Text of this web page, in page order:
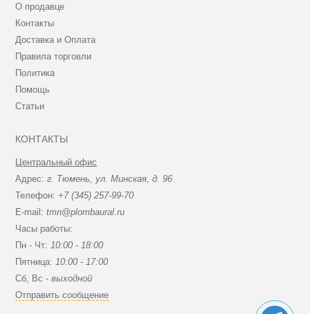
О продавце
Контакты
Доставка и Оплата
Правила торговли
Политика
Помощь
Статьи
КОНТАКТЫ
Центральный офис
Адрес:г. Тюмень, ул. Минская, д. 96
Телефон: +7 (345) 257-99-70
E-mail:tmn@plombaural.ru
Часы работы:
Пн - Чт: 10:00 - 18:00
Пятница: 10:00 - 17:00
Сб, Вc -выходной
Отправить сообщение